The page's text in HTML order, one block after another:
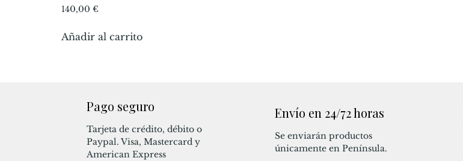
140,00 €
Añadir al carrito
Pago seguro
Tarjeta de crédito, débito o
Paypal. Visa, Mastercard y
American Express
Envío en 24/72 horas
Se enviarán productos
únicamente en Península.